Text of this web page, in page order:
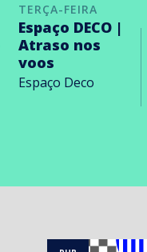
TERÇA-FEIRA
Espaço DECO |
Atraso nos
voos
Espaço Deco